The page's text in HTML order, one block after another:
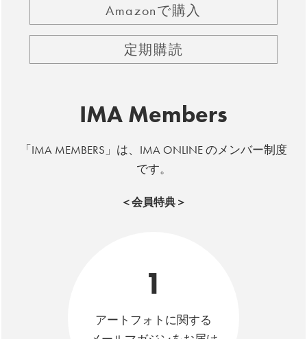
Amazonで購入
定期購読
IMA Members
「IMA MEMBERS」は、IMA ONLINE のメンバー制度
です。
＜会員特典＞
1
アートフォトに関する